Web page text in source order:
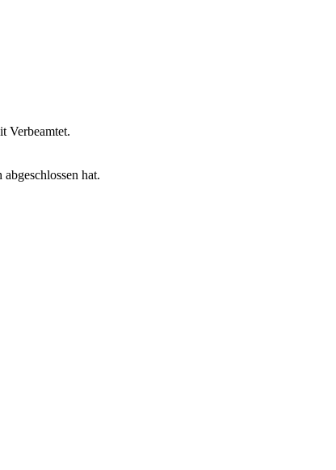
Verbeamtet.
hat.